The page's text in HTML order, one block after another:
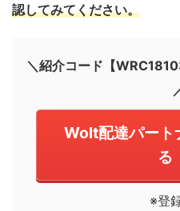
認してみてください。
＼紹介コード【
Wolt配達パート
る
※登